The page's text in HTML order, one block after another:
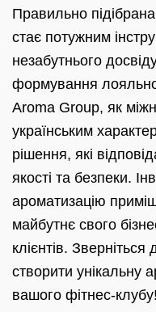
Правильно
стає потужним
незабутнього
формування
Aroma Group, як
українським
рішення, які
якості та безпеки.
ароматизацію
майбутнє свого
клієнтів.
створити унікальну
вашого фітнес-клубу!